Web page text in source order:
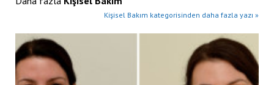
Kişisel Bakım kategorisinden daha fazla yazı »